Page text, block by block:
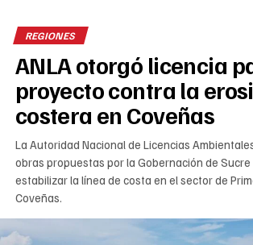
REGIONES
ANLA otorgó licencia
proyecto contra la
costera en Coveñas
La Autoridad Nacional de Licencias
obras propuestas por la Gobernación de
estabilizar la línea de costa en el sector de
Coveñas.